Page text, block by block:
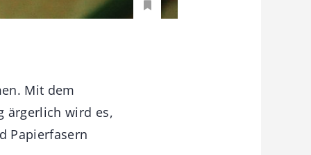
Mit dem
ärgerlich wird es,
Papierfasern